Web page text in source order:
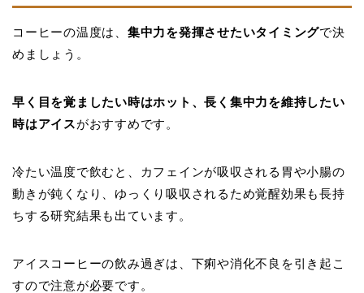
コーヒーの温度は、 集中力を発揮させたいタイミングで決
めましょう。
早く目を覚ましたい時はホット、長く集中力を維持したい
時はアイスがおすすめです。
冷たい温度で飲むと、カフェインが吸収される胃や小腸の
動きが鈍くなり、ゆっくり吸収されるため覚醒効果も長持
ちする研究結果も出ています。
アイスコーヒーの飲み過ぎは、下痢や消化不良を引き起こ
すので注意が必要です。